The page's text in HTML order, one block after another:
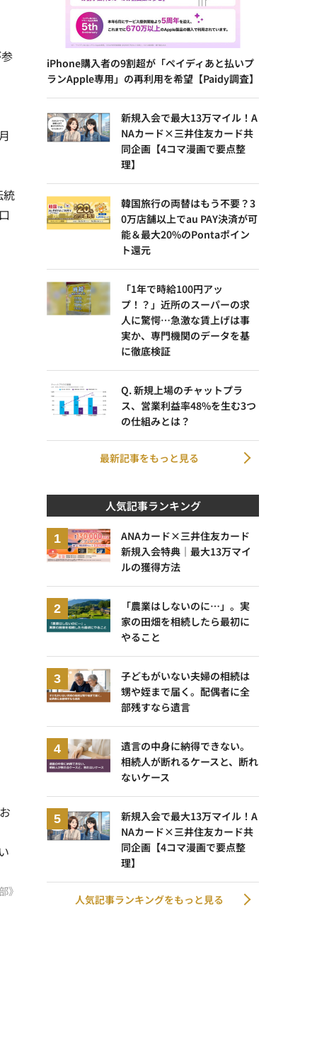
統
》
iPhone購入者の9割超が「ペイディあと払いプ
ランApple専用」の再利用を希望【Paidy調査】
新規入会で最大13万マイル！A
NAカード×三井住友カード共
同企画【4コマ漫画で要点整
理】
韓国旅行の両替はもう不要？3
0万店舗以上でau PAY決済が可
能＆最大20%のPontaポイン
ト還元
「1年で時給100円アッ
プ！？」近所のスーパーの求
人に驚愕…急激な賃上げは事
実か、専門機関のデータを基
に徹底検証
Q. 新規上場のチャットプラ
ス、営業利益率48%を生む3つ
の仕組みとは？
最新記事をもっと見る
人気記事ランキング
ANAカード×三井住友カード
新規入会特典｜最大13万マイ
ルの獲得方法
「農業はしないのに…」。実
家の田畑を相続したら最初に
やること
子どもがいない夫婦の相続は
甥や姪まで届く。配偶者に全
部残すなら遺言
遺言の中身に納得できない。
相続人が断れるケースと、断れ
ないケース
新規入会で最大13万マイル！A
NAカード×三井住友カード共
同企画【4コマ漫画で要点整
理】
人気記事ランキングをもっと見る